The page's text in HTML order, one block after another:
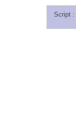
Script :